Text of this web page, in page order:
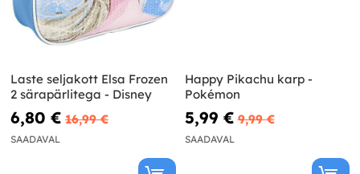
Laste seljakott Elsa Frozen
2 särapärlitega - Disney
6,80 € 16,99 €
SAADAVAL
Happy Pikachu karp -
Pokémon
5,99 € 9,99 €
SAADAVAL